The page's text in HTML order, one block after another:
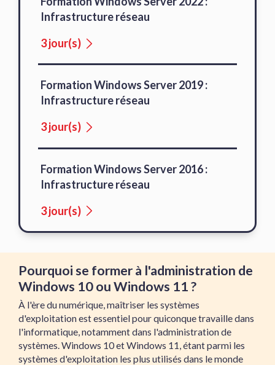
Infrastructure réseau
3 jour(s)
Formation Windows Server 2019 :
Infrastructure réseau
3 jour(s)
Formation Windows Server 2016 :
Infrastructure réseau
3 jour(s)
Pourquoi se former à l'administration de
Windows 10 ou Windows 11 ?
À l'ère du numérique, maîtriser les systèmes
d'exploitation est essentiel pour quiconque travaille dans
l'informatique, notamment dans l'administration de
systèmes. Windows 10 et Windows 11, étant parmi les
systèmes d'exploitation les plus utilisés dans le monde